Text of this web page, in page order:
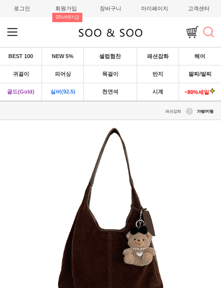
로그인 회원가입
20%쿠폰지급
장바구니 마이페이지 고객센터
BEST 100 NEW 5% 셀럽협찬 패션잡화 헤어
귀걸이 피어싱 목걸이 반지 팔찌/발찌
골드(Gold) 실버(92.5) 천연석 시계 ~80%세일
패션잡화 가방/키링